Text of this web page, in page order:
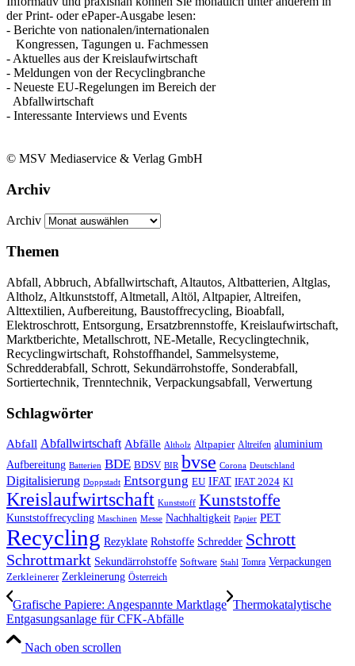
der Print- oder ePaper-Ausgabe lesen:
- Berichte von nationalen/internationalen
Kongressen, Tagungen u. Fachmessen
- Aktuelles aus der Kreislaufwirtschaft
- Meldungen von der Recyclingbranche
- Neueste EU-Regelungen im Bereich der
Abfallwirtschaft
- Interessante Interviews und Events
© MSV Mediaservice & Verlag GmbH
Archiv
Archiv
Themen
Abfall, Abbruch, Abfallwirtschaft, Altautos, Altbatterien, Altglas,
Altholz, Altkunststoff, Altmetall, Altöl, Altpapier, Altreifen,
Alttextilien, Aufbereitung, Baustoffrecycling, Bioabfall,
Elektroschrott, Entsorgung, Ersatzbrennstoffe, Kreislaufwirtschaft,
Marktberichte, Metallschrott, NE-Metalle, Recyclingtechnik,
Recyclingwirtschaft, Rohstoffhandel, Sammelsysteme,
Schredderabfall, Schrott, Sekundärrohstoffe, Sonderabfall,
Sortiertechnik, Trenntechnik, Verpackungsabfall, Verwertung
Schlagwörter
Abfall Abfallwirtschaft Abfälle Altholz Altpapier Altreifen aluminium
Aufbereitung Batterien BDE BDSV BIR bvse Corona Deutschland
Digitalisierung Doppstadt Entsorgung EU IFAT IFAT 2024 KI
Kreislaufwirtschaft Kunststoff Kunststoffe
Kunststoffrecycling Maschinen Messe Nachhaltigkeit Papier PET
Recycling Rezyklate Rohstoffe Schredder Schrott
Schrottmarkt Sekundärrohstoffe Software Stahl Tomra Verpackungen
Zerkleinerer Zerkleinerung Österreich
Grafische Papiere: Angespannte Marktlage Thermokatalytische
Entgasungsanlage für CFK-Abfälle
Nach oben scrollen